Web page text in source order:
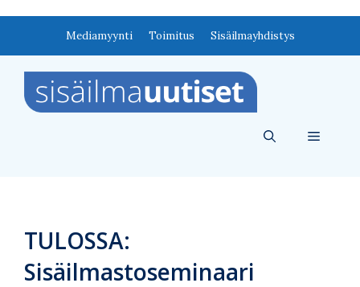
Mediamyynti Toimitus Sisäilmayhdistys
Valikko
TULOSSA:
Sisäilmastoseminaari